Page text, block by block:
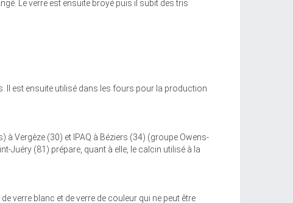
Le verre est ensuite broyé puis il subit des tris
Il est ensuite utilisé dans les fours pour la production
à Vergèze (30) et IPAQ à Béziers (34) (groupe Owens-
Juéry (81) prépare, quant à elle, le calcin utilisé à la
verre blanc et de verre de couleur qui ne peut être